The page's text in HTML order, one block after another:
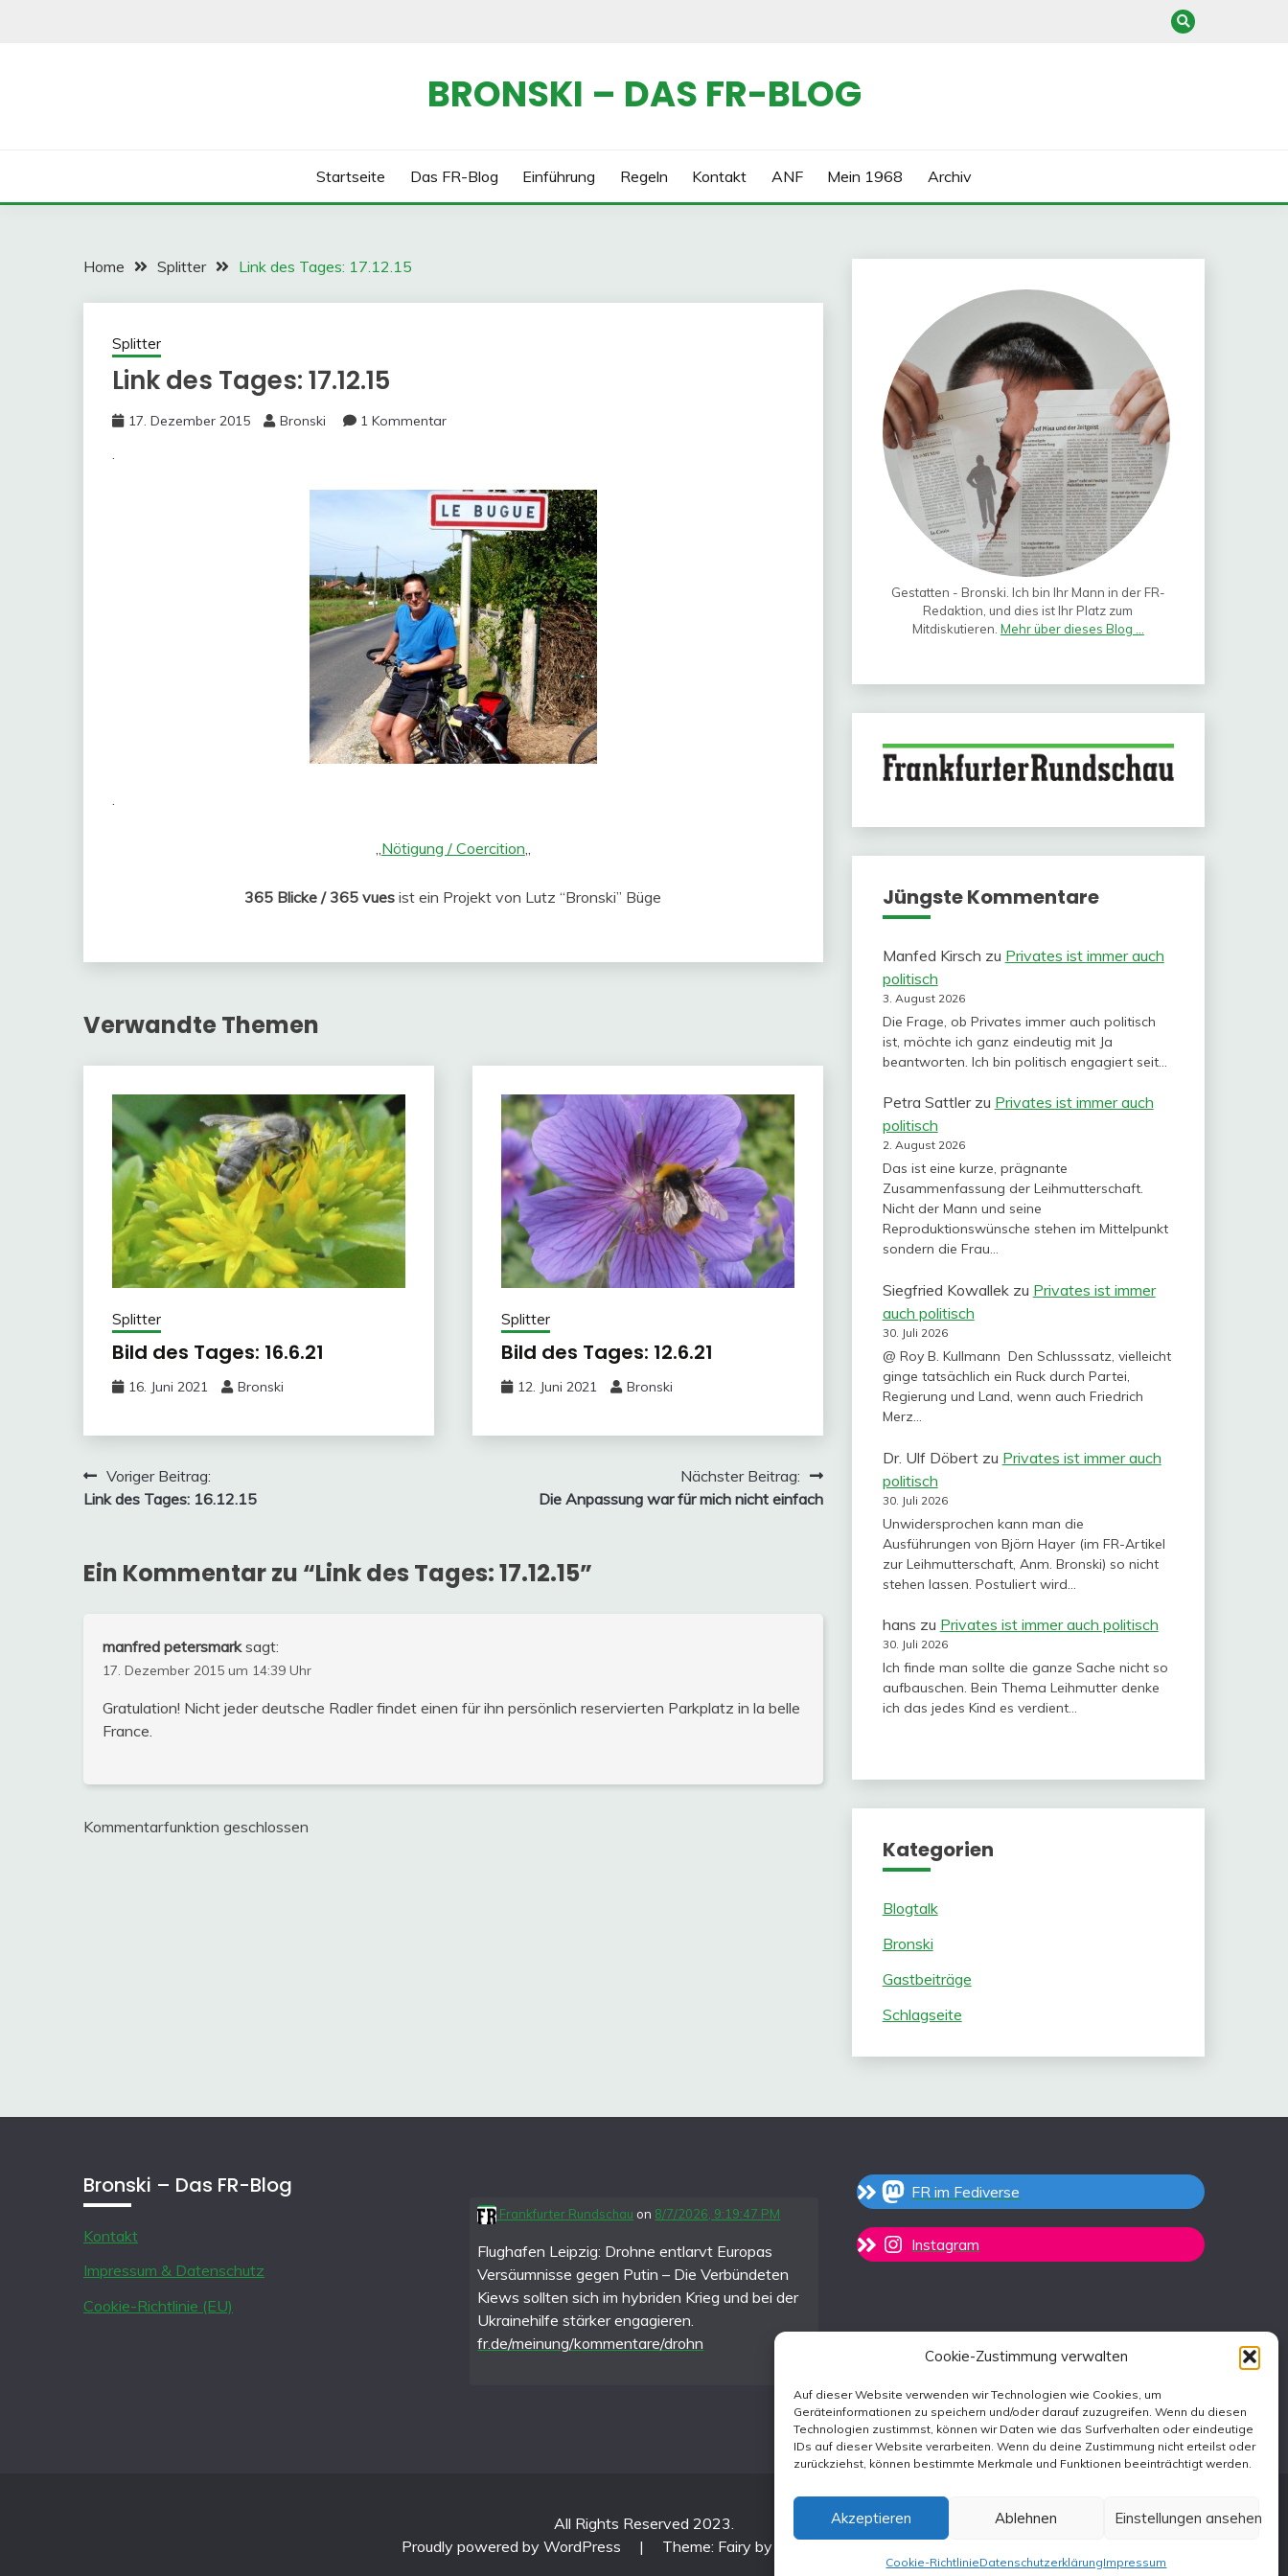
Cookie-Zustimmung verwalten
Auf dieser Website verwenden wir Technologien wie Cookies, um
Geräteinformationen zu speichern und/oder darauf zuzugreifen. Wenn du diesen
Technologien zustimmst, können wir Daten wie das Surfverhalten oder eindeutige
IDs auf dieser Website verarbeiten. Wenn du deine Zustimmung nicht erteilst oder
zurückziehst, können bestimmte Merkmale und Funktionen beeinträchtigt werden.
Akzeptieren Ablehnen Einstellungen ansehen
Cookie-RichtlinieDatenschutzerklärungImpressum
BRONSKI – DAS FR-BLOG
Startseite Das FR-Blog Einführung Regeln Kontakt ANF Mein 1968 Archiv
Home Splitter Link des Tages: 17.12.15
Splitter
Link des Tages: 17.12.15
17. Dezember 2015 Bronski 1 Kommentar
.
.
„Nötigung / Coercition„
365 Blicke / 365 vues ist ein Projekt von Lutz “Bronski” Büge
Verwandte Themen
Splitter
Bild des Tages: 16.6.21
16. Juni 2021 Bronski
Splitter
Bild des Tages: 12.6.21
12. Juni 2021 Bronski
Beitragsnavigation
Voriger Beitrag:
Link des Tages: 16.12.15
Nächster Beitrag:
Die Anpassung war für mich nicht einfach
Ein Kommentar zu “Link des Tages: 17.12.15”
manfred petersmark sagt:
17. Dezember 2015 um 14:39 Uhr
Gratulation! Nicht jeder deutsche Radler findet einen für ihn persönlich reservierten Parkplatz in la belle
France.
Kommentarfunktion geschlossen
Gestatten - Bronski. Ich bin Ihr Mann in der FR-
Redaktion, und dies ist Ihr Platz zum
Mitdiskutieren. Mehr über dieses Blog ...
Jüngste Kommentare
Manfed Kirsch zu Privates ist immer auch
politisch
3. August 2026
Die Frage, ob Privates immer auch politisch
ist, möchte ich ganz eindeutig mit Ja
beantworten. Ich bin politisch engagiert seit…
Petra Sattlerzu Privates ist immer auch
politisch
2. August 2026
Das ist eine kurze, prägnante
Zusammenfassung der Leihmutterschaft.
Nicht der Mann und seine
Reproduktionswünsche stehen im Mittelpunkt
sondern die Frau…
Siegfried Kowallekzu Privates ist immer
auch politisch
30. Juli 2026
@ Roy B. Kullmann Den Schlusssatz, vielleicht
ginge tatsächlich ein Ruck durch Partei,
Regierung und Land, wenn auch Friedrich
Merz…
Dr. Ulf Döbertzu Privates ist immer auch
politisch
30. Juli 2026
Unwidersprochen kann man die
Ausführungen von Björn Hayer (im FR-Artikel
zur Leihmutterschaft, Anm. Bronski) so nicht
stehen lassen. Postuliert wird…
hans zu Privates ist immer auch politisch
30. Juli 2026
Ich finde man sollte die ganze Sache nicht so
aufbauschen. Bein Thema Leihmutter denke
ich das jedes Kind es verdient…
Kategorien
Blogtalk
Bronski
Gastbeiträge
Schlagseite
Bronski – Das FR-Blog
Kontakt
Impressum & Datenschutz
Cookie-Richtlinie (EU)
Frankfurter Rundschau on 8/7/2026, 9:19:47 PM
Flughafen Leipzig: Drohne entlarvt Europas
Versäumnisse gegen Putin – Die Verbündeten
Kiews sollten sich im hybriden Krieg und bei der
Ukrainehilfe stärker engagieren.
fr.de/meinung/kommentare/drohn
FR im Fediverse
Instagram
All Rights Reserved 2023.
Proudly powered by WordPress
| Theme: Fairy by Candid Themes.